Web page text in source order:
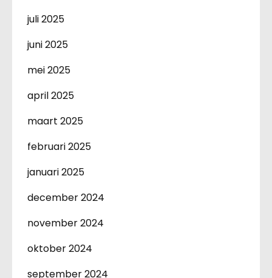
juli 2025
juni 2025
mei 2025
april 2025
maart 2025
februari 2025
januari 2025
december 2024
november 2024
oktober 2024
september 2024